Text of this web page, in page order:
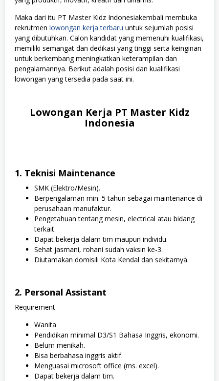
Maka dari itu PT Master Kidz Indonesiakembali membuka
rekrutmen lowongan kerja terbaru untuk sejumlah posisi
yang dibutuhkan. Calon kandidat yang memenuhi kualifikasi,
memiliki semangat dan dedikasi yang tinggi serta keinginan
untuk berkembang meningkatkan keterampilan dan
pengalamannya. Berikut adalah posisi dan kualifikasi
lowongan yang tersedia pada saat ini.
Lowongan Kerja PT Master Kidz
Indonesia
1. Teknisi Maintenance
SMK (Elektro/Mesin).
Berpengalaman min. 5 tahun sebagai maintenance di
perusahaan manufaktur.
Pengetahuan tentang mesin, electrical atau bidang
terkait.
Dapat bekerja dalam tim maupun individu.
Sehat jasmani, rohani sudah vaksin ke-3.
Diutamakan domisili Kota Kendal dan sekitarnya.
2. Personal Assistant
Requirement
Wanita
Pendidikan minimal D3/S1 Bahasa Inggris, ekonomi.
Belum menikah.
Bisa berbahasa inggris aktif.
Menguasai microsoft office (ms. excel).
Dapat bekerja dalam tim.